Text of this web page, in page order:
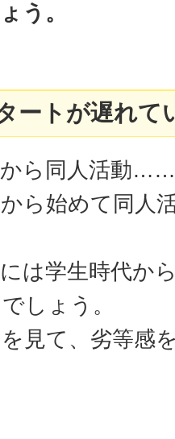
う。
ートが遅れて
ら同人活動
ら始めて同人
は学生時代か
しょう。
見て、劣等感